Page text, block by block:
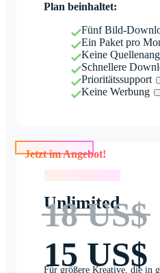
Plan beinhaltet:
Fünf Bild-
Ein Paket pro
Keine
Schnellere
Prioritätssupport
Keine Werbung
Jetzt im Angebot!
Unlimited
18 US$
15 US$
Für größere Kreative, die in